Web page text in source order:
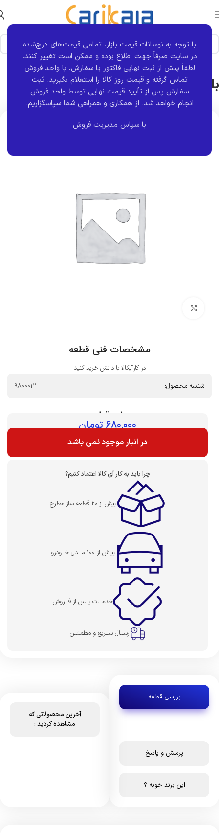
با توجه به نوسانات قیمت بازار، تمامی قیمت‌های درج‌شده
در سایت صرفاً جهت اطلاع بوده و ممکن است تغییر کنند.
لطفاً پیش از ثبت نهایی فاکتور یا سفارش، با واحد فروش
تماس گرفته و قیمت روز کالا را استعلام بگیرید. ثبت
سفارش پس از تأیید قیمت نهایی توسط واحد فروش
انجام خواهد شد. از همکاری و همراهی شما سپاسگزاریم.
با سپاس مدیریت فروش
خانه برند قطعه NXN
بلبرينگ تسمه تايم پرايد | NXN
مشخصات فنی قطعه
در کارآیکالا با دانش خرید کنید
شناسه محصول:
9800012
بهای قطعه :
۶۸۰,۰۰۰تومان
در انبار موجود نمی باشد
چرا باید به کار آی کالا اعتماد کنیم؟
بیش از 20 قطعه ساز مطرح
بیـش از 100 مــدل خــودرو
خدمــات پــس از فــروش
ارســال ســریع و مطمئــن
بررسی قطعه
پرسش و پاسخ
این برند خوبه ؟
آخرین محصولاتی که
مشاهده کردید :